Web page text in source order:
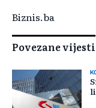
Biznis.ba
Povezane vijesti